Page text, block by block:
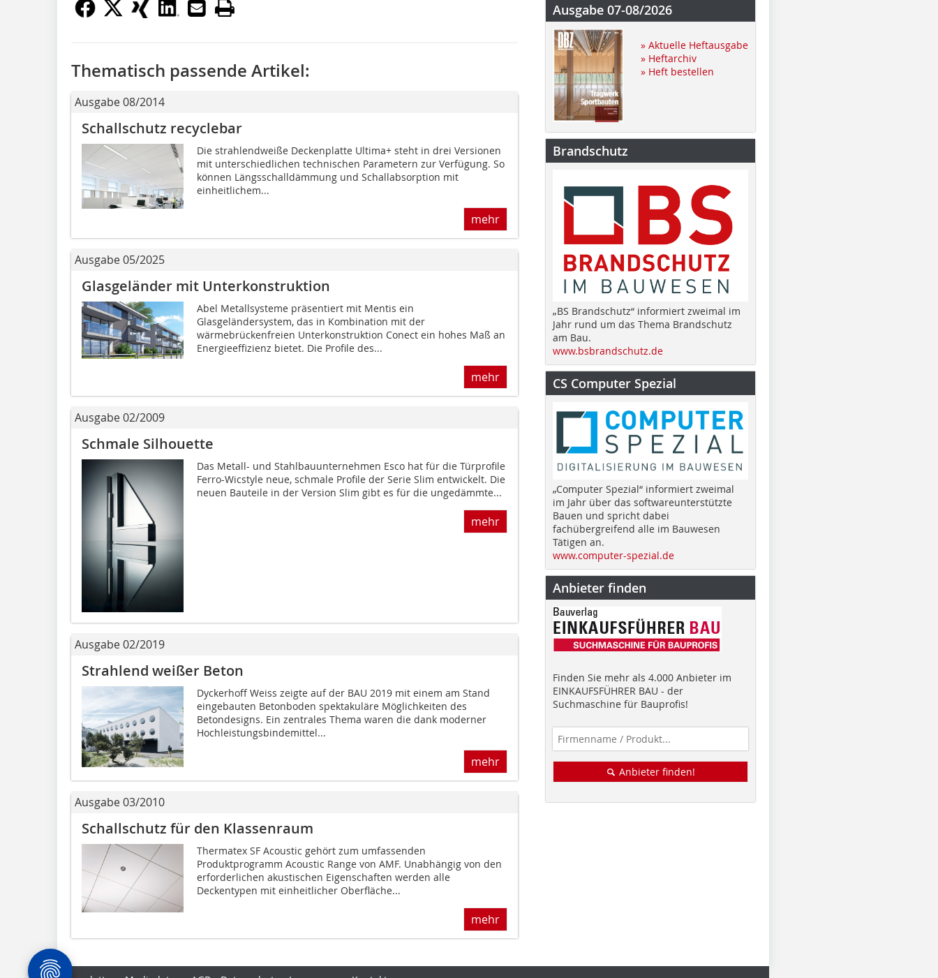
Thematisch passende Artikel:
Ausgabe 08/2014
Schallschutz recyclebar
Die strahlendweiße Deckenplatte Ultima+ steht in drei Versionen
mit unterschiedlichen technischen Parametern zur Verfügung. So
können Längsschalldämmung und Schallabsorption mit
einheitlichem...
mehr
Ausgabe 05/2025
Glasgeländer mit Unterkonstruktion
Abel Metallsysteme präsentiert mit Mentis ein
Glasgeländersystem, das in Kombination mit der
wärmebrückenfreien Unterkonstruktion Conect ein hohes Maß an
Energieeffizienz bietet. Die Profile des...
mehr
Ausgabe 02/2009
Schmale Silhouette
Das Metall- und Stahlbauunternehmen Esco hat für die Türprofile
Ferro-Wicstyle neue, schmale Profile der Serie Slim entwickelt. Die
neuen Bauteile in der Version Slim gibt es für die ungedämmte...
mehr
Ausgabe 02/2019
Strahlend weißer Beton
Dyckerhoff Weiss zeigte auf der BAU 2019 mit einem am Stand
eingebauten Betonboden spektakuläre Möglichkeiten des
Betondesigns. Ein zentrales Thema waren die dank moderner
Hochleistungsbindemittel...
mehr
Ausgabe 03/2010
Schallschutz für den Klassenraum
Thermatex SF Acoustic gehört zum umfassenden
Produktprogramm Acoustic Range von AMF. Unabhängig von den
erforderlichen akustischen Eigenschaften werden alle
Deckentypen mit einheitlicher Oberfläche...
mehr
Ausgabe 07-08/2026
» Aktuelle Heftausgabe
» Heftarchiv
» Heft bestellen
Brandschutz
„BS Brandschutz“ informiert zweimal im
Jahr rund um das Thema Brandschutz
am Bau.
www.bsbrandschutz.de
CS Computer Spezial
„Computer Spezial“ informiert zweimal
im Jahr über das softwareunterstützte
Bauen und spricht dabei
fachübergreifend alle im Bauwesen
Tätigen an.
www.computer-spezial.de
Anbieter finden
Finden Sie mehr als 4.000 Anbieter im
EINKAUFSFÜHRER BAU - der
Suchmaschine für Bauprofis!
Anbieter finden!